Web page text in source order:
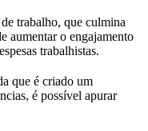
trabalho, que culmina
aumentar o engajamento
trabalhistas.
que é criado um
é possível apurar